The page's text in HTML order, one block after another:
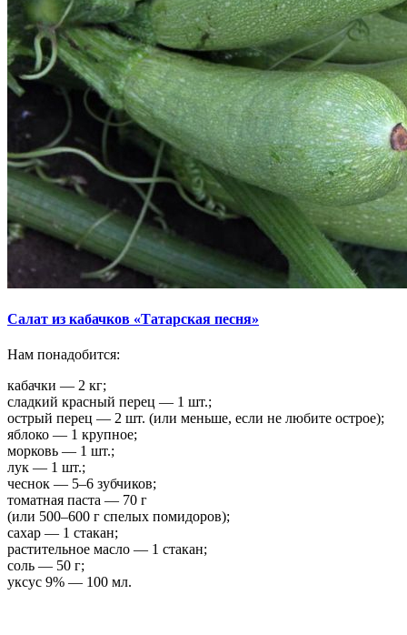
Салат из кабачков «Татарская песня»
Нам понадобится:
кабачки — 2 кг;
сладкий красный перец — 1 шт.;
острый перец — 2 шт. (или меньше, если не любите острое);
яблоко — 1 крупное;
морковь — 1 шт.;
лук — 1 шт.;
чеснок — 5–6 зубчиков;
томатная паста — 70 г
(или 500–600 г спелых помидоров);
сахар — 1 стакан;
растительное масло — 1 стакан;
соль — 50 г;
уксус 9% — 100 мл.